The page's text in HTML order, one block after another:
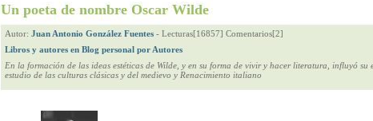
Su nombre Completo
Un poeta de nombre Oscar Wilde
Autor: Juan Antonio González Fuentes - Lecturas[16857] Comentarios[2]
Libros y autores en Blog personal por Autores
En la formación de las ideas estéticas de Wilde, y en su forma de vivir y hacer literatura, influyó su
estudio de las culturas clásicas y del medievo y Renacimiento italiano